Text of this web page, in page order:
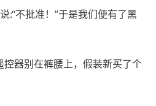
:“不批准！”于是我们便有了黑
器别在裤腰上，假装新买了个